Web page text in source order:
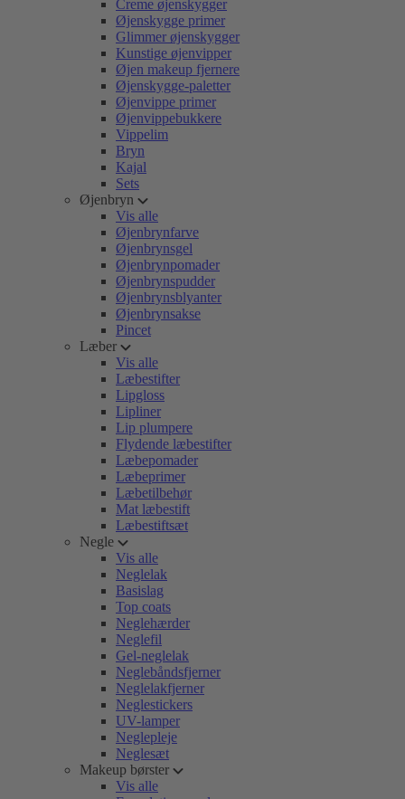
Creme øjenskygger
Øjenskygge primer
Glimmer øjenskygger
Kunstige øjenvipper
Øjen makeup fjernere
Øjenskygge-paletter
Øjenvippe primer
Øjenvippebukkere
Vippelim
Bryn
Kajal
Sets
Øjenbryn
Vis alle
Øjenbrynfarve
Øjenbrynsgel
Øjenbrynpomader
Øjenbrynspudder
Øjenbrynsblyanter
Øjenbrynsakse
Pincet
Læber
Vis alle
Læbestifter
Lipgloss
Lipliner
Lip plumpere
Flydende læbestifter
Læbepomader
Læbeprimer
Læbetilbehør
Mat læbestift
Læbestiftsæt
Negle
Vis alle
Neglelak
Basislag
Top coats
Neglehærder
Neglefil
Gel-neglelak
Neglebåndsfjerner
Neglelakfjerner
Neglestickers
UV-lamper
Neglepleje
Neglesæt
Makeup børster
Vis alle